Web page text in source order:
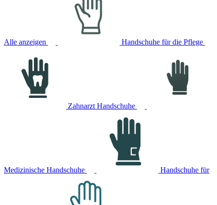
Alle anzeigen Handschuhe für die Pflege
Zahnarzt Handschuhe
Medizinische Handschuhe Handschuhe für